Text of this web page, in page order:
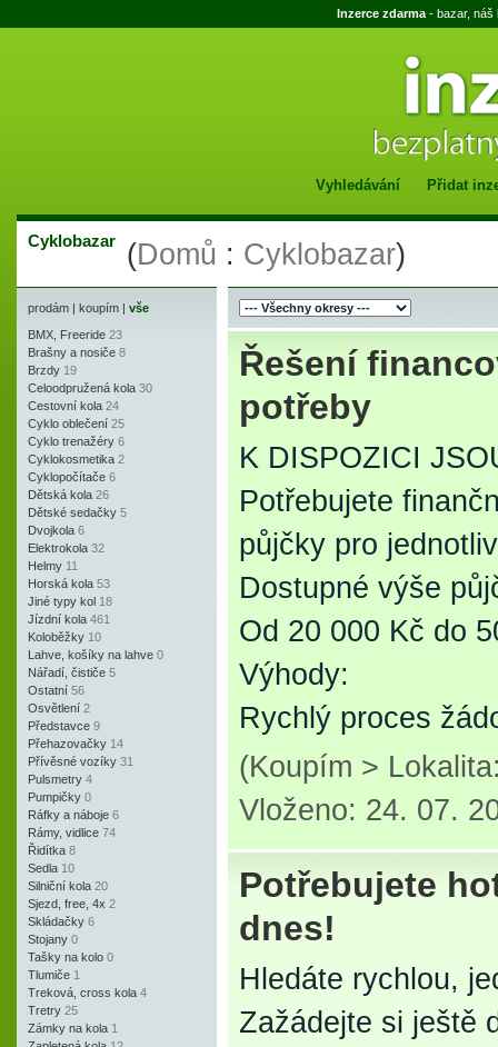
Inzerce zdarma - bazar, náš
Vyhledávání Přidat
Cyklobazar (Domů : Cyklobazar)
prodám | koupím | vše
BMX, Freeride 23
Brašny a nosiče 8
Brzdy 19
Celoodpružená kola 30
Cestovní kola 24
Cyklo oblečení 25
Cyklo trenažéry 6
Cyklokosmetika 2
Cyklopočítače 6
Dětská kola 26
Dětské sedačky 5
Dvojkola 6
Elektrokola 32
Helmy 11
Horská kola 53
Jiné typy kol 18
Jízdní kola 461
Koloběžky 10
Lahve, košíky na lahve 0
Nářadí, čističe 5
Ostatní 56
Osvětlení 2
Představce 9
Přehazovačky 14
Přívěsné vozíky 31
Pulsmetry 4
Pumpičky 0
Ráfky a náboje 6
Rámy, vidlice 74
Řidítka 8
Sedla 10
Silniční kola 20
Sjezd, free, 4x 2
Skládačky 6
Stojany 0
Tašky na kolo 0
Tlumiče 1
Treková, cross kola 4
Tretry 25
Zámky na kola 1
Řešení
potřeby
K DISPOZICI
Potřebujete
půjčky pro
Dostupné výše
Od 20 000 Kč do
Výhody:
Rychlý proces
(Koupím >
Vloženo: 24. 07.
Potřebujete
dnes!
Hledáte rychlou,
Zažádejte si ještě